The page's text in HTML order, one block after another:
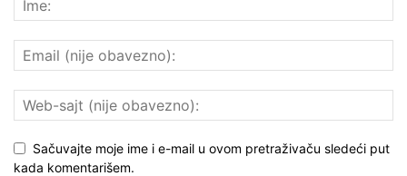
Sačuvajte moje ime i e-mail u ovom pretraživaču sledeći put
kada komentarišem.